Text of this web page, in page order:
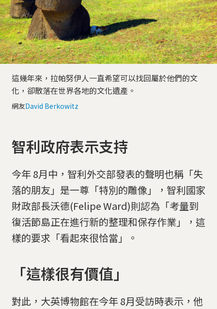
這幾年來，拉帕努伊人一直希望可以找回屬於他們的文
化，卻散落在世界各地的文化遺產。
網友David Berkowitz
智利政府表示支持
今年 8月中，智利外交部發表的聲明也稱「失
落的朋友」是一尊「特別的雕像」，智利國家
財政部長沃德(Felipe Ward)則認為「考量到
復活節島正在進行新的整理和保存作業」，這
樣的要求「看起來很恰當」。
「這樣很有價值」
對此，大英博物館在今年 8月受訪時表示，他